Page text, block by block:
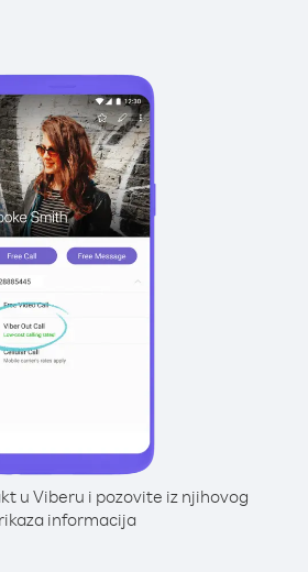
u Viberu i pozovite iz njihovog
informacija